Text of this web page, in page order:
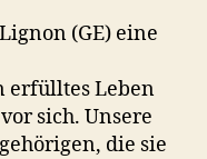
(GE) eine
erfülltes Leben
sich. Unsere
die sie